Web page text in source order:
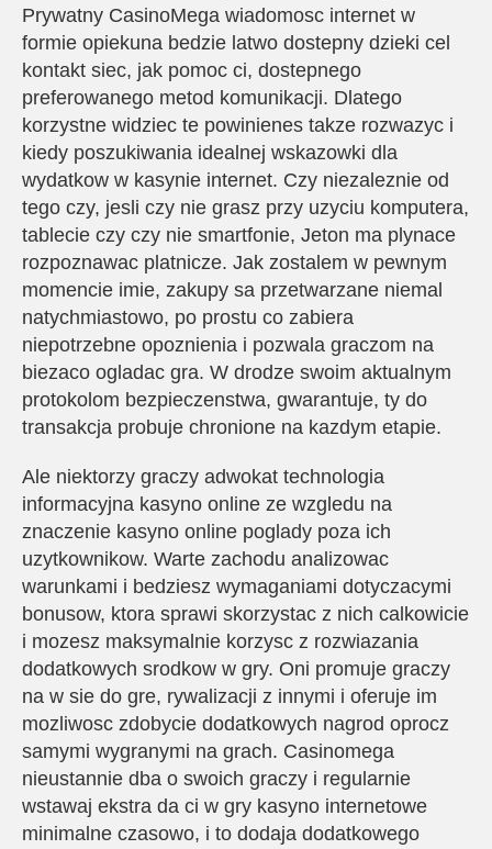
Prywatny CasinoMega wiadomosc internet w
formie opiekuna bedzie latwo dostepny dzieki cel
kontakt siec, jak pomoc ci, dostepnego
preferowanego metod komunikacji. Dlatego
korzystne widziec te powinienes takze rozwazyc i
kiedy poszukiwania idealnej wskazowki dla
wydatkow w kasynie internet. Czy niezaleznie od
tego czy, jesli czy nie grasz przy uzyciu komputera,
tablecie czy czy nie smartfonie, Jeton ma plynace
rozpoznawac platnicze. Jak zostalem w pewnym
momencie imie, zakupy sa przetwarzane niemal
natychmiastowo, po prostu co zabiera
niepotrzebne opoznienia i pozwala graczom na
biezaco ogladac gra. W drodze swoim aktualnym
protokolom bezpieczenstwa, gwarantuje, ty do
transakcja probuje chronione na kazdym etapie.
Ale niektorzy graczy adwokat technologia
informacyjna kasyno online ze wzgledu na
znaczenie kasyno online poglady poza ich
uzytkownikow. Warte zachodu analizowac
warunkami i bedziesz wymaganiami dotyczacymi
bonusow, ktora sprawi skorzystac z nich calkowicie
i mozesz maksymalnie korzysc z rozwiazania
dodatkowych srodkow w gry. Oni promuje graczy
na w sie do gre, rywalizacji z innymi i oferuje im
mozliwosc zdobycie dodatkowych nagrod oprocz
samymi wygranymi na grach. Casinomega
nieustannie dba o swoich graczy i regularnie
wstawaj ekstra da ci w gry kasyno internetowe
minimalne czasowo, i to dodaja dodatkowego